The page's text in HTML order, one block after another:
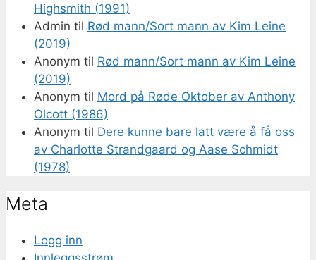
Highsmith (1991)
Admin til Rød mann/Sort mann av Kim Leine
(2019)
Anonym til Rød mann/Sort mann av Kim Leine
(2019)
Anonym til Mord på Røde Oktober av Anthony
Olcott (1986)
Anonym til Dere kunne bare latt være å få oss
av Charlotte Strandgaard og Aase Schmidt
(1978)
Meta
Logg inn